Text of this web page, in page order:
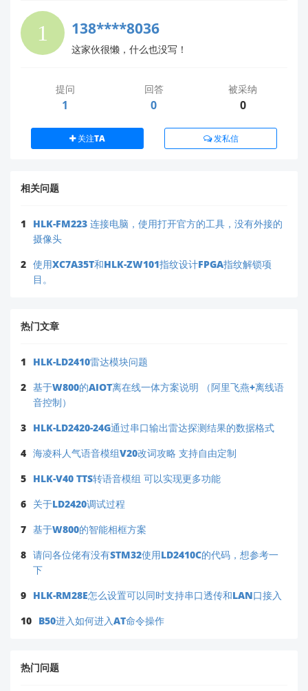
重复 3 次以完成同一指纹录入（工具会提
示进度）。
检查传感器表面是否清洁（油污/划痕影响
（部分批次需硬件复位）。
固件兼容性
兼容）。
→ 通过工具中的
新手友好方案：
作为物联网开发新手，建议优先使用我司
路，避免接线错误。
位：
操作系统（Windows 版本）
USB-TTL 型号（如 FT232/CH340）
20230101）
下一步支持指引
即时自助资源
完整操作视频与图文教程：
series/
🔗下载链接（搜索型号后选择"Datasheet"）
发送至业务邮箱：
138****8036
这家伙很懒，什么也没写！
提问
1
回答
0
被采纳
0
关注TA 发私信
相关问题
1
HLK-FM223 连接电脑，使用打开官方的工具，没有外接的
摄像头
2 使用XC7A35T和HLK-ZW101指纹设计FPGA指纹解锁项
目。
热门文章
1
HLK-LD2410雷达模块问题
2 基于W800的AIOT离在线一体方案说明 （阿里飞燕+离线语
音控制）
3 HLK-LD2420-24G通过串口输出雷达探测结果的数据格式
4 海凌科人气语音模组V20改词攻略 支持自由定制
5 HLK-V40 TTS转语音模组 可以实现更多功能
6 关于LD2420调试过程
7 基于W800的智能相框方案
8 请问各位佬有没有STM32使用LD2410C的代码，想参考一
下
9 HLK-RM28E怎么设置可以同时支持串口透传和LAN口接入
10 B50进入如何进入AT命令操作
热门问题